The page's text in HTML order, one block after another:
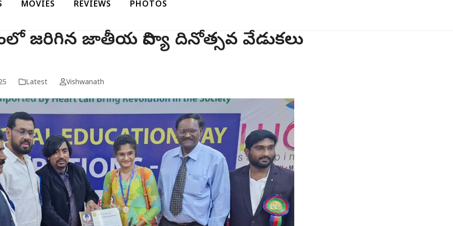
MOVIES REVIEWS PHOTOS
జరిగిన జాతీయ విద్యా దినోత్సవ వేడుకలు
Latest Vishwanath